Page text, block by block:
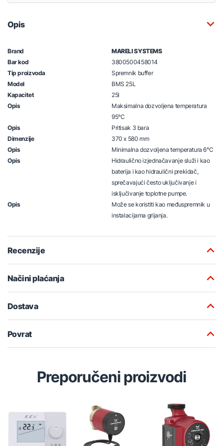
Opis
Brand
MARELI SYSTEMS
Bar kod
3800500458014
Tip proizvoda
Spremnik buffer
Model
BMS 25L
Kapacitet
25l
Opis
Maksimalna dozvoljena temperatura
95°C
Opis
Pritisak 3 bara
Dimenzije
370 x 580 mm
Opis
Minimalna dozvoljena temperatura 6°C
Opis
Hidraulično izjednačavanje služi i kao
baterija i kao hidraulični prekidač,
sprečavajući često uključivanje i
isključivanje toplotne pumpe.
Opis
Može se koristiti kao međuspremnik u
instalacijama grijanja.
Recenzije
Načini plaćanja
Dostava
Povrat
Preporučeni proizvodi